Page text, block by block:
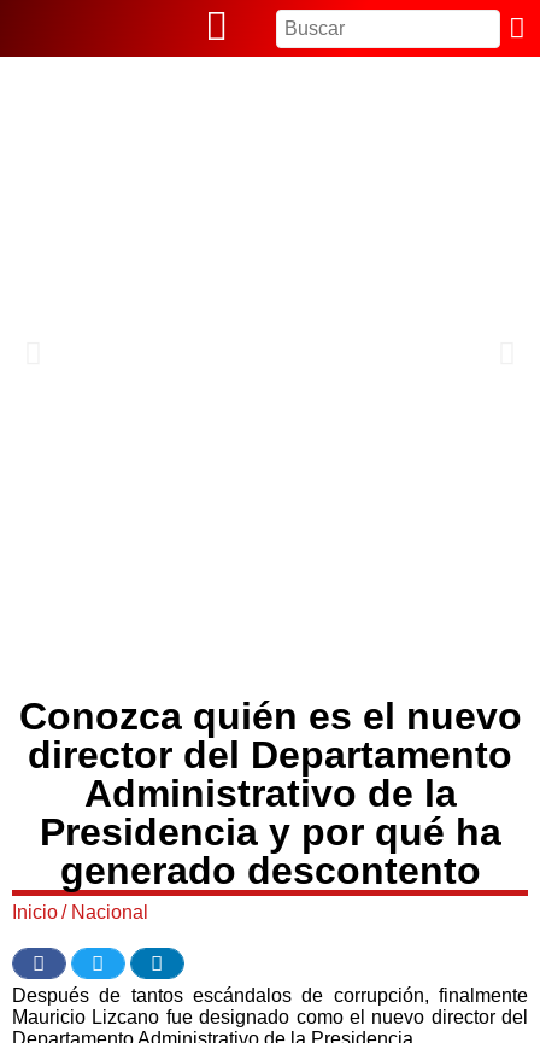
Conozca quién es el nuevo
director del Departamento
Administrativo de la
Presidencia y por qué ha
generado descontento
Inicio/ Nacional
Después de tantos escándalos de corrupción, finalmente
Mauricio Lizcano fue designado como el nuevo director del
Departamento Administrativo de la Presidencia.